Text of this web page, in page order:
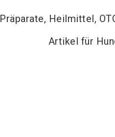
Präparate, Heilmittel,
Artikel für